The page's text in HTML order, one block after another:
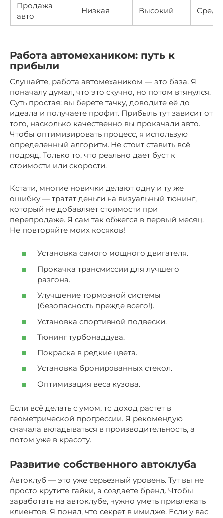
Продажа
авто
Низкая Высокий
Работа автомехаником: путь к
прибыли
Слушайте, работа автомехаником — это база. Я
поначалу думал, что это скучно, но потом втянулся.
Суть простая: вы берете тачку, доводите её до
идеала и получаете профит. Прибыль тут зависит от
того, насколько качественно вы прокачали авто.
Чтобы оптимизировать процесс, я использую
определенный алгоритм. Не стоит ставить всё
подряд. Только то, что реально дает буст к
стоимости или скорости.
Кстати, многие новички делают одну и ту же
ошибку — тратят деньги на визуальный тюнинг,
который не добавляет стоимости при
перепродаже. Я сам так обжегся в первый месяц.
Не повторяйте моих косяков!
Установка самого мощного двигателя.
Прокачка трансмиссии для лучшего
разгона.
Улучшение тормозной системы
(безопасность прежде всего!).
Установка спортивной подвески.
Тюнинг турбонаддува.
Покраска в редкие цвета.
Установка бронированных стекол.
Оптимизация веса кузова.
Если всё делать с умом, то доход растет в
геометрической прогрессии. Я рекомендую
сначала вкладываться в производительность, а
потом уже в красоту.
Развитие собственного автоклуба
Автоклуб — это уже серьезный уровень. Тут вы не
просто крутите гайки, а создаете бренд. Чтобы
заработать на автоклубе, нужно уметь привлекать
клиентов. Я понял, что секрет в имидже. Если у вас